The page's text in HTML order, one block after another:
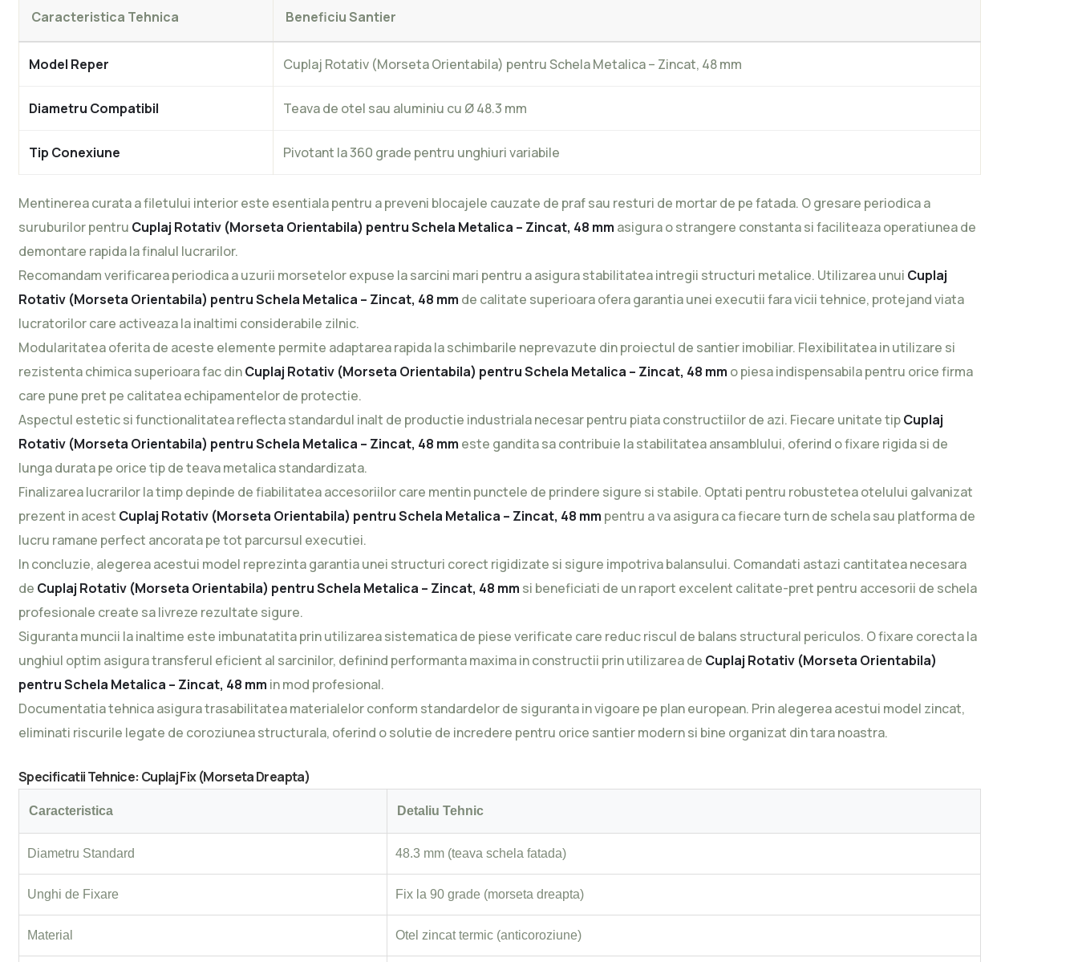
Caracteristica Tehnica Beneficiu Santier
Model Reper Cuplaj Rotativ (Morseta Orientabila) pentru Schela Metalica – Zincat, 48 mm
Diametru Compatibil Teava de otel sau aluminiu cu Ø 48.3 mm
Tip Conexiune Pivotant la 360 grade pentru unghiuri variabile
Mentinerea curata a filetului interior este esentiala pentru a preveni blocajele cauzate de praf sau resturi de mortar de pe fatada. O gresare periodica a
suruburilor pentru Cuplaj Rotativ (Morseta Orientabila) pentru Schela Metalica – Zincat, 48 mm asigura o strangere constanta si faciliteaza operatiunea de
demontare rapida la finalul lucrarilor.
Recomandam verificarea periodica a uzurii morsetelor expuse la sarcini mari pentru a asigura stabilitatea intregii structuri metalice. Utilizarea unui Cuplaj
Rotativ (Morseta Orientabila) pentru Schela Metalica – Zincat, 48 mm de calitate superioara ofera garantia unei executii fara vicii tehnice, protejand viata
lucratorilor care activeaza la inaltimi considerabile zilnic.
Modularitatea oferita de aceste elemente permite adaptarea rapida la schimbarile neprevazute din proiectul de santier imobiliar. Flexibilitatea in utilizare si
rezistenta chimica superioara fac dinCuplaj Rotativ (Morseta Orientabila) pentru Schela Metalica – Zincat, 48 mm o piesa indispensabila pentru orice firma
care pune pret pe calitatea echipamentelor de protectie.
Aspectul estetic si functionalitatea reflecta standardul inalt de productie industriala necesar pentru piata constructiilor de azi. Fiecare unitate tipCuplaj
Rotativ (Morseta Orientabila) pentru Schela Metalica – Zincat, 48 mm este gandita sa contribuie la stabilitatea ansamblului, oferind o fixare rigida si de
lunga durata pe orice tip de teava metalica standardizata.
Finalizarea lucrarilor la timp depinde de fiabilitatea accesoriilor care mentin punctele de prindere sigure si stabile. Optati pentru robustetea otelului galvanizat
prezent in acest Cuplaj Rotativ (Morseta Orientabila) pentru Schela Metalica – Zincat, 48 mm pentru a va asigura ca fiecare turn de schela sau platforma de
lucru ramane perfect ancorata pe tot parcursul executiei.
In concluzie, alegerea acestui model reprezinta garantia unei structuri corect rigidizate si sigure impotriva balansului. Comandati astazi cantitatea necesara
de Cuplaj Rotativ (Morseta Orientabila) pentru Schela Metalica – Zincat, 48 mm si beneficiati de un raport excelent calitate-pret pentru accesorii de schela
profesionale create sa livreze rezultate sigure.
Siguranta muncii la inaltime este imbunatatita prin utilizarea sistematica de piese verificate care reduc riscul de balans structural periculos. O fixare corecta la
unghiul optim asigura transferul eficient al sarcinilor, definind performanta maxima in constructii prin utilizarea de Cuplaj Rotativ (Morseta Orientabila)
pentru Schela Metalica – Zincat, 48 mm in mod profesional.
Documentatia tehnica asigura trasabilitatea materialelor conform standardelor de siguranta in vigoare pe plan european. Prin alegerea acestui model zincat,
eliminati riscurile legate de coroziunea structurala, oferind o solutie de incredere pentru orice santier modern si bine organizat din tara noastra.
Specificatii Tehnice: Cuplaj Fix (Morseta Dreapta)
Caracteristica Detaliu Tehnic
Diametru Standard 48.3 mm (teava schela fatada)
Unghi de Fixare Fix la 90 grade (morseta dreapta)
Material Otel zincat termic (anticoroziune)